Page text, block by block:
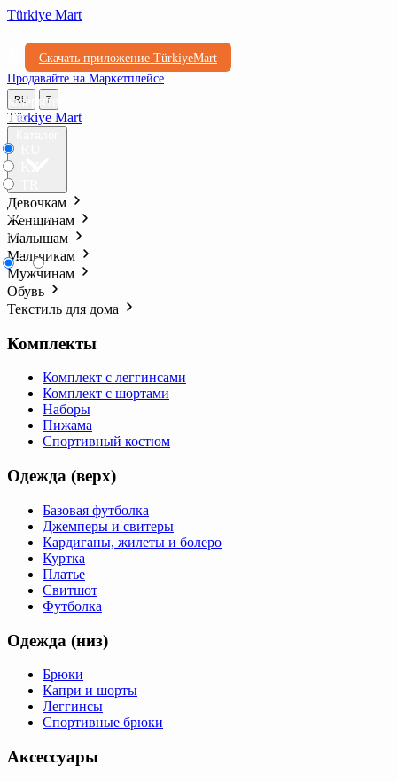
Türkiye Mart
Скачать приложение TürkiyeMart
Продавайте на Маркетплейсе
RU ₸
₸ ₺l
Türkiye Mart
Девочкам
Женщинам
Малышам
Мальчикам
Мужчинам
Обувь
Текстиль для дома
Комплекты
Комплект с леггинсами
Комплект с шортами
Наборы
Пижама
Спортивный костюм
Одежда (верх)
Базовая футболка
Джемперы и свитеры
Кардиганы, жилеты и болеро
Куртка
Платье
Свитшот
Футболка
Одежда (низ)
Брюки
Капри и шорты
Леггинсы
Спортивные брюки
Аксессуары